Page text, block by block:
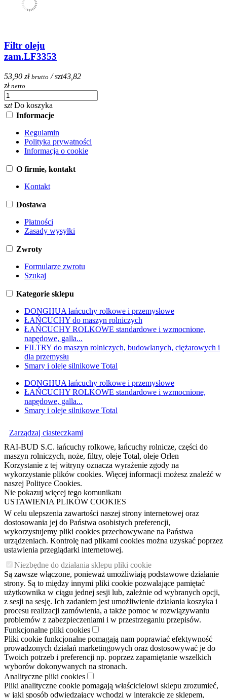
Filtr oleju
zam.LF3353
53,90 zł brutto / szt43,82
zł netto
szt Do koszyka
Informacje
Regulamin
Polityka prywatności
Informacja o cookie
O firmie, kontakt
Kontakt
Dostawa
Płatności
Zasady wysyłki
Zwroty
Formularze zwrotu
Szukaj
Kategorie sklepu
DONGHUA łańcuchy rolkowe i przemysłowe
ŁAŃCUCHY do maszyn rolniczych
ŁAŃCUCHY ROLKOWE standardowe i wzmocnione,
napędowe, galla...
FILTRY do maszyn rolniczych, budowlanych, ciężarowych i
dla przemysłu
Smary i oleje silnikowe Total
DONGHUA łańcuchy rolkowe i przemysłowe
ŁAŃCUCHY ROLKOWE standardowe i wzmocnione,
napędowe, galla...
Smary i oleje silnikowe Total
Zarządzaj ciasteczkami
RAI-BUD S.C. łańcuchy rolkowe, łańcuchy rolnicze, części do
maszyn rolniczych, noże, filtry, oleje Total, oleje Orlen
Korzystanie z tej witryny oznacza wyrażenie zgody na
wykorzystanie plików cookies. Więcej informacji możesz znaleźć w
naszej Polityce Cookies.
Nie pokazuj więcej tego komunikatu
USTAWIENIA PLIKÓW COOKIES
W celu ulepszenia zawartości naszej strony internetowej oraz
dostosowania jej do Państwa osobistych preferencji,
wykorzystujemy pliki cookies przechowywane na Państwa
urządzeniach. Kontrolę nad plikami cookies można uzyskać poprzez
ustawienia przeglądarki internetowej.
Niezbędne do działania sklepu pliki cookie
Są zawsze włączone, ponieważ umożliwiają podstawowe działanie
strony. Są to między innymi pliki cookie pozwalające pamiętać
użytkownika w ciągu jednej sesji lub, zależnie od wybranych opcji,
z sesji na sesję. Ich zadaniem jest umożliwienie działania koszyka i
procesu realizacji zamówienia, a także pomoc w rozwiązywaniu
problemów z zabezpieczeniami i w przestrzeganiu przepisów.
Funkcjonalne pliki cookies
Pliki cookie funkcjonalne pomagają nam poprawiać efektywność
prowadzonych działań marketingowych oraz dostosowywać je do
Twoich potrzeb i preferencji np. poprzez zapamiętanie wszelkich
wyborów dokonywanych na stronach.
Analityczne pliki cookies
Pliki analityczne cookie pomagają właścicielowi sklepu zrozumieć,
w jaki sposób odwiedzający wchodzi w interakcję ze sklepem,